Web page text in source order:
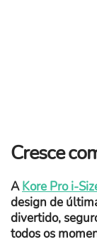
Cresce
AKore Pro i-
design de
divertido,
todos os